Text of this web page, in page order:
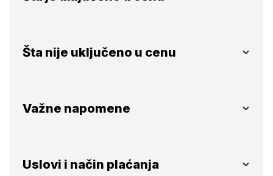
Šta nije uključeno u cenu
Važne napomene
Uslovi i način plaćanja